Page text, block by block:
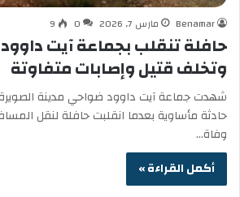
Benamar مارس 7, 2026 0
9
حافلة تنقلب بجماعة آيت
وتخلف قتيل وإصابات متفاوتة
شهدت جماعة آيت داوود ضواحي مدينة
حادثة مأساوية بعدما انقلبت حافلة لنقل
وفاة…
أكمل القراءة »